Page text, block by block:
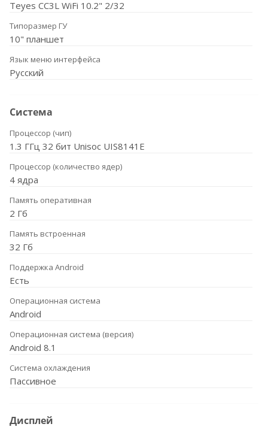
Teyes CC3L WiFi 10.2" 2/32
Типоразмер ГУ
10" планшет
Язык меню интерфейса
Русский
Система
Процессор (чип)
1.3 ГГц 32 бит Unisoc UIS8141E
Процессор (количество ядер)
4 ядра
Память оперативная
2 Гб
Память встроенная
32 Гб
Поддержка Android
Есть
Операционная система
Android
Операционная система (версия)
Android 8.1
Система охлаждения
Пассивное
Дисплей